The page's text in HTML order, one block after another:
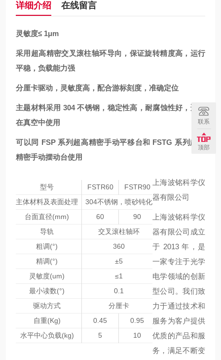
详细介绍 在线留言
灵敏度≤ 1μm
采用超高精密交叉滚柱轴环导向，保证旋转精度高，运行
平稳，负载能力强
分厘卡驱动，灵敏度高，配合游标刻度，准确定位
主题材料采用 304 不锈钢，稳定性高，耐腐蚀性好，适合
在真空中使用
可以同 FSP 系列超高精密手动平移台和 FSTG 系列超高
精密手动摆动台使用
型号 FSTR60
FSTR90
主体材料及表面处理
304不锈钢，喷砂钝化
台面直径(mm)
60
90
导轨
交叉滚柱轴环
粗调(°)
360
精调(°)
±5
灵敏度(um)
≤1
最小读数(°)
0.1
驱动方式
分厘卡
自重(Kg)
0.45
0.95
水平中心负载(kg)
5 10
上海波铭科学仪
器有限公司
上海波铭科学仪
器有限公司成立
于 2013 年，是
一家专注于光学
电学领域的创新
型公司。我们致
力于通过技术和
服务为客户提供
优质的产品和服
务，满足不断变
联系
顶部